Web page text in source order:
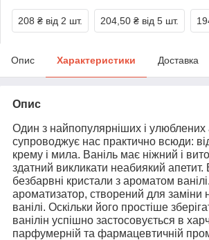
208 ₴ від 2 шт. 204,50 ₴ від 5 шт.
Опис Характеристики Доставка
Опис
Один з найпопулярніших і улюблених
супроводжує нас практично всюди:
крему і мила. Ваніль має ніжний і
здатний викликати неабиякий апетит.
безбарвні кристали з ароматом
ароматизатор, створений для заміни
ванілі. Оскільки його простіше
ванілін успішно застосовується в
парфумерній та фармацевтичній